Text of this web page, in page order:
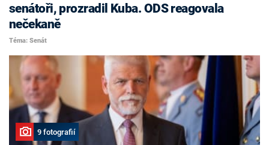
senátoři, prozradil Kuba. ODS reagovala
nečekaně
Téma: Senát
9 fotografií